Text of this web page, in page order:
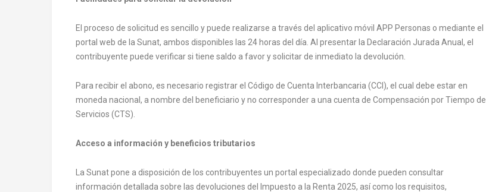
El proceso de solicitud es sencillo y puede realizarse a través del aplicativo móvil APP Personas o mediante el
portal web de la Sunat, ambos disponibles las 24 horas del día. Al presentar la Declaración Jurada Anual, el
contribuyente puede verificar si tiene saldo a favor y solicitar de inmediato la devolución.
Para recibir el abono, es necesario registrar el Código de Cuenta Interbancaria (CCI), el cual debe estar en
moneda nacional, a nombre del beneficiario y no corresponder a una cuenta de Compensación por Tiempo de
Servicios (CTS).
Acceso a información y beneficios tributarios
La Sunat pone a disposición de los contribuyentes un portal especializado donde pueden consultar
información detallada sobre las devoluciones del Impuesto a la Renta 2025, así como los requisitos,